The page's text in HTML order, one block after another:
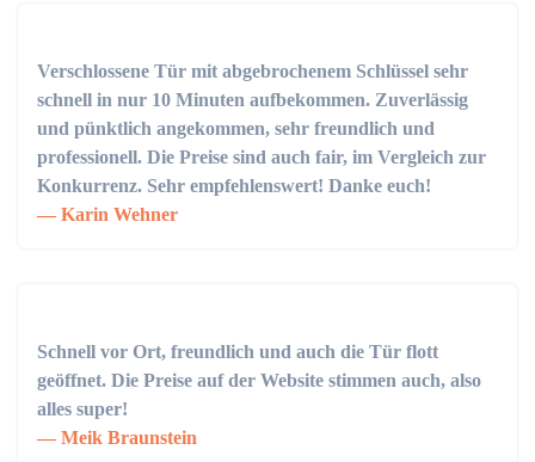
Verschlossene Tür mit abgebrochenem Schlüssel sehr
schnell in nur 10 Minuten aufbekommen. Zuverlässig
und pünktlich angekommen, sehr freundlich und
professionell. Die Preise sind auch fair, im Vergleich zur
Konkurrenz. Sehr empfehlenswert! Danke euch!
Karin Wehner
Schnell vor Ort, freundlich und auch die Tür flott
geöffnet. Die Preise auf der Website stimmen auch, also
alles super!
Meik Braunstein